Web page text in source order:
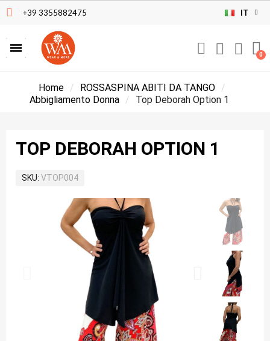
+39 3355882475 IT
Home
ROSSASPINA ABITI DA TANGO
Abbigliamento Donna
Top Deborah Option 1
TOP DEBORAH OPTION 1
SKU VTOP004